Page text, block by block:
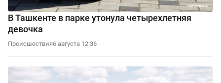
В Ташкенте в парке утонула четырехлетняя
девочка
Происшествия6 августа 12:36